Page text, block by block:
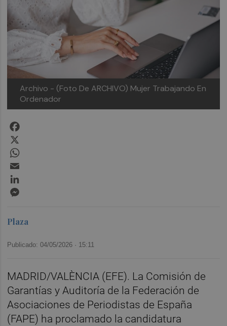
Archivo - (Foto De ARCHIVO) Mujer Trabajando En
Ordenador
Plaza
Publicado: 04/05/2026 · 15:11
MADRID/VALÈNCIA (EFE). La Comisión de
Garantías y Auditoría de la Federación de
Asociaciones de Periodistas de España
(FAPE) ha proclamado la candidatura